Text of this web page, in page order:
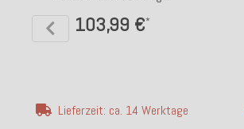
103,99 €*
Lieferzeit: ca. 14 Werktage